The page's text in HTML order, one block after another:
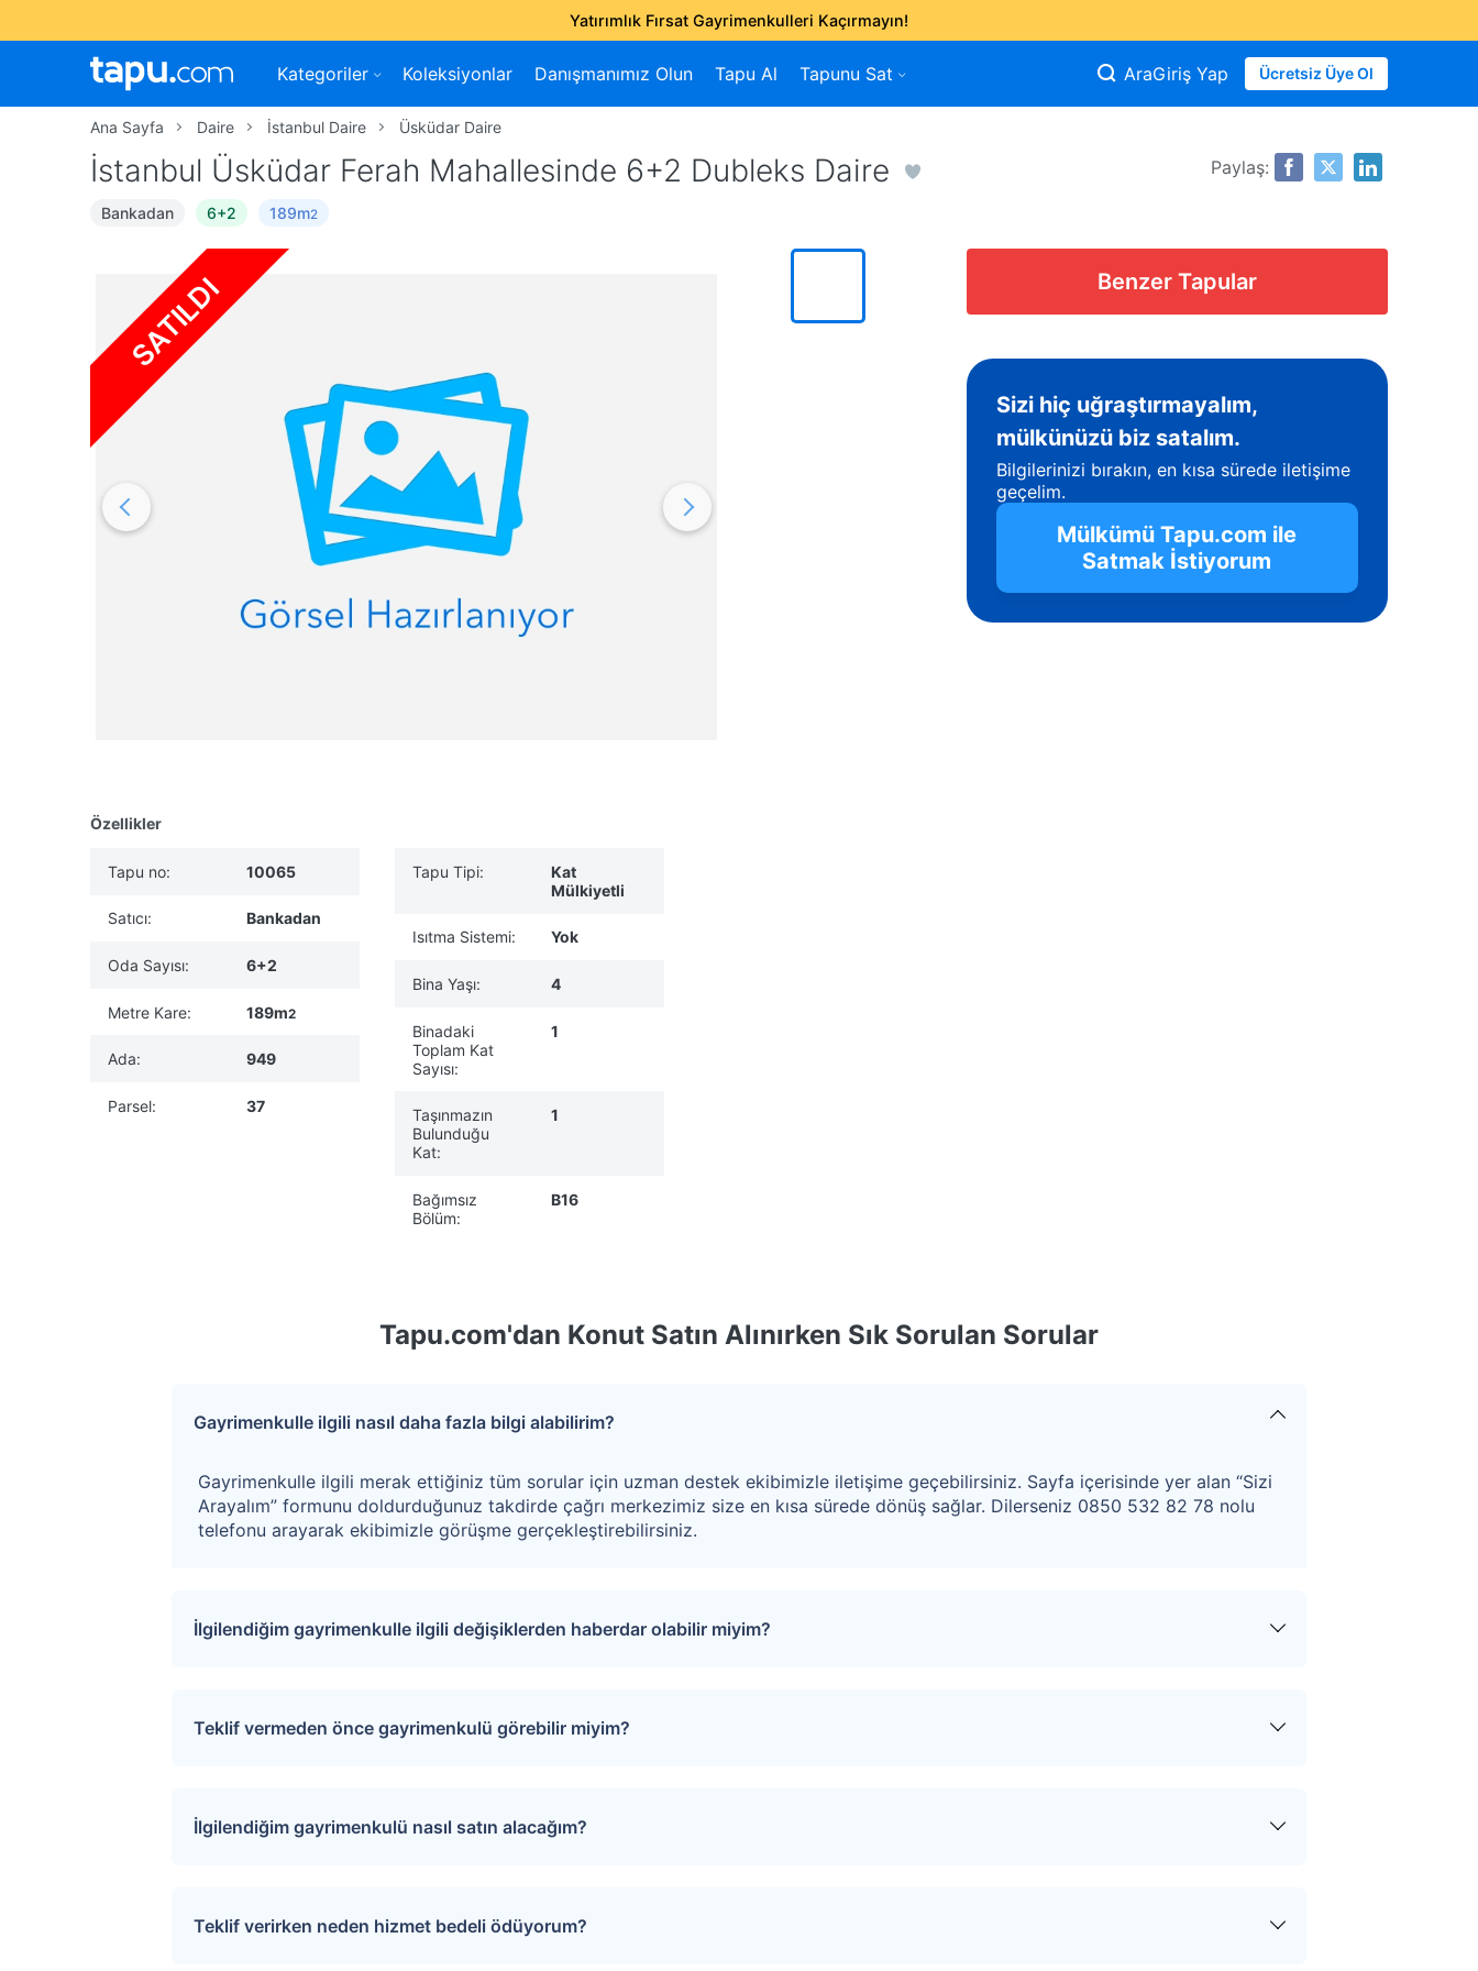
Yatırımlık Fırsat Gayrimenkulleri Kaçırmayın!
Kategoriler Koleksiyonlar Danışmanımız Olun Tapu Al Tapunu Sat AraGiriş Yap Ücretsiz Üye Ol
Ana Sayfa Daire İstanbul Daire Üsküdar Daire
İstanbul Üsküdar Ferah Mahallesinde 6+2 Dubleks Daire
Bankadan 6+2 189m2
Paylaş:
SATILDI
Özellikler
Tapu no: 10065
Satıcı: Bankadan
Oda Sayısı: 6+2
Metre Kare: 189m2
Ada: 949
Parsel: 37
Tapu Tipi:
Kat
Mülkiyetli
Isıtma Sistemi: Yok
Bina Yaşı: 4
Binadaki
Toplam Kat
Sayısı:
1
Taşınmazın
Bulunduğu
Kat:
1
Bağımsız
Bölüm:
B16
Benzer Tapular
Sizi hiç uğraştırmayalım,
mülkünüzü biz satalım.
Bilgilerinizi bırakın, en kısa sürede iletişime
geçelim.
Mülkümü Tapu.com ile
Satmak İstiyorum
Tapu.com'dan Konut Satın Alınırken Sık Sorulan Sorular
Gayrimenkulle ilgili nasıl daha fazla bilgi alabilirim?
Gayrimenkulle ilgili merak ettiğiniz tüm sorular için uzman destek ekibimizle iletişime geçebilirsiniz. Sayfa içerisinde yer alan “Sizi
Arayalım” formunu doldurduğunuz takdirde çağrı merkezimiz size en kısa sürede dönüş sağlar. Dilerseniz 0850 532 82 78 nolu
telefonu arayarak ekibimizle görüşme gerçekleştirebilirsiniz.
İlgilendiğim gayrimenkulle ilgili değişiklerden haberdar olabilir miyim?
Teklif vermeden önce gayrimenkulü görebilir miyim?
İlgilendiğim gayrimenkulü nasıl satın alacağım?
Verdiğiniz teklif satıcı tarafından değerlendirilerek onaylanır ya da reddedilir. Satıcının dönüşü tarafınıza bildirilir.
Teklif verirken neden hizmet bedeli ödüyorum?